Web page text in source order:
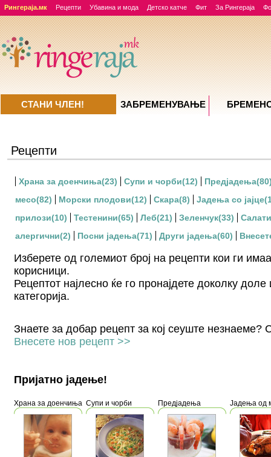
Рингераја.мк Рецепти Убавина и мода Детско катче Фит За Рингераја
Рецепти
Храна за доенчиња(23) Супи и чорби(12) Предјадења
месо(82) Морски плодови(12) Скара(8) Јадења со јајце
прилози(10) Тестенини(65) Леб(21) Зеленчук(33)
Салати
алергични(2) Посни јадења(71) Други јадења(60)
Изберете од големиот број на рецепти кои ги
корисници.
Рецептот најлесно ќе го пронајдете доколку
категорија.
Знаете за добар рецепт за кој сеуште незнаеме?
Внесете нов рецепт >>
Пријатно јадење!
Храна за доенчиња Супи и чорби Предјадења Јадења од
СТАНИ ЧЛЕН! ЗАБРЕМЕНУВАЊE